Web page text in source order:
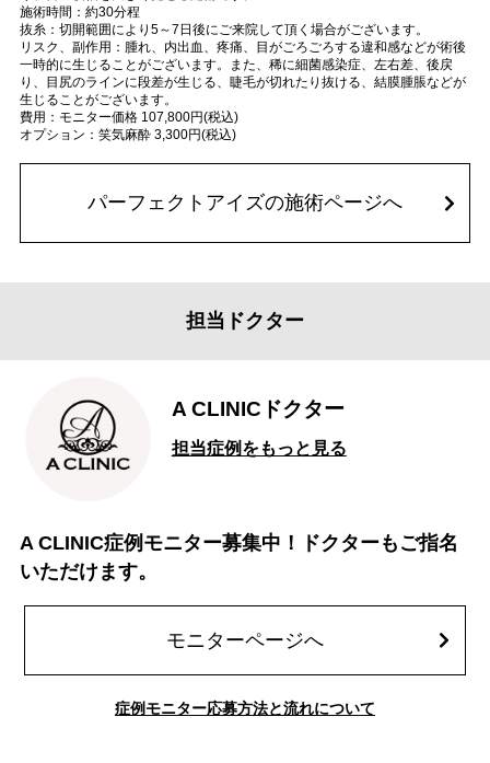
施術時間：約30分程
抜糸：切開範囲により5～7日後にご来院して頂く場合がございます。
リスク、副作用：腫れ、内出血、疼痛、目がごろごろする違和感などが術後
一時的に生じることがございます。また、稀に細菌感染症、左右差、後戻
り、目尻のラインに段差が生じる、睫毛が切れたり抜ける、結膜腫脹などが
生じることがございます。
費用：モニター価格 107,800円(税込)
オプション：笑気麻酔 3,300円(税込)
パーフェクトアイズの施術ページへ
担当ドクター
A CLINICドクター
担当症例をもっと見る
A CLINIC症例モニター募集中！ドクターもご指名
いただけます。
モニターページへ
症例モニター応募方法と流れについて